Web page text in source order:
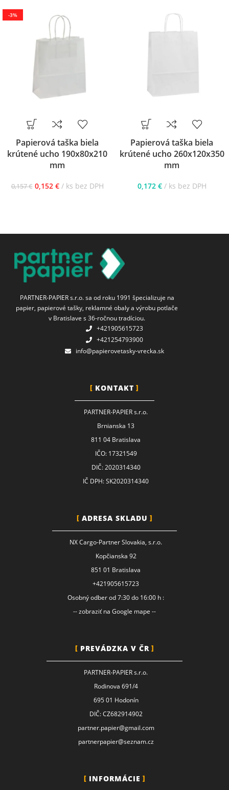
-3%
Papierová taška biela
krútené ucho 190x80x210
mm
0,157€ 0,152 € ks bez DPH
Papierová taška biela
krútené ucho 260x120x350
mm
0,172 € ks bez DPH
PARTNER-PAPIER s.r.o. sa od roku 1991 špecializuje na
papier, papierové tašky, reklamné obaly a výrobu potlače
v Bratislave s 36-ročnou tradíciou.
+421905615723
+421254793900
info@papierovetasky-vrecka.sk
KONTAKT
PARTNER-PAPIER s.r.o.
Brnianska 13
811 04 Bratislava
IČO: 17321549
DIČ: 2020314340
IČ DPH: SK2020314340
ADRESA SKLADU
NX Cargo-Partner Slovakia, s.r.o.
Kopčianska 92
851 01 Bratislava
+421905615723
Osobný odber od 7:30 do 16:00 h :
-- zobraziť na Google mape --
PREVÁDZKA V ČR
PARTNER-PAPIER s.r.o.
Rodinova 691/4
695 01 Hodonín
DIČ: CZ682914902
partner.papier@gmail.com
partnerpapier@seznam.cz
INFORMÁCIE